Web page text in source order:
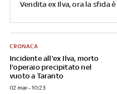
Vendita ex Ilva, ora la sfida
Incidente all'ex Ilva, morto
l'operaio precipitato nel
vuoto a Taranto
CRONACA
02 mar - 10:23